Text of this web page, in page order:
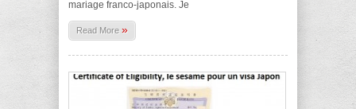
mariage franco-japonais. Je
Read More »